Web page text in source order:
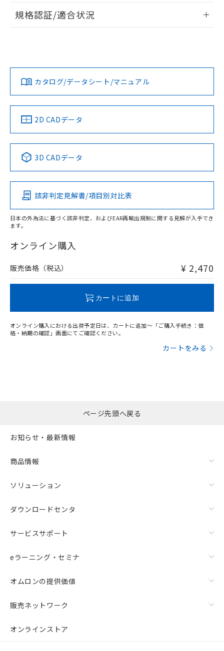
ログイン/会員登録
ダウンロードデータをご利用いただく前に、以下を必ずお読
みください。
ソフトウェアの使用条件
EU RoHS 注意事項・凡例
対応済み
中国 RoHS 注意事項・凡例
Pb Hg Cd Cr(VI)
O
在庫等で未対応品が混在する可能性があります。
問い合わせください。
規格認証/適合状況
LR型式承認
（イギリス
船舶規格）
DNV型式承認
（ノルウェー
BV型式承認
（フランス
KR型式
（韓国
No No No No
この製品の規格認証/適合状況ページへ
その他の認証はこちらのページからご検索ください
カタログ/データシート/マニュアル
2D CADデータ
3D CADデータ
該非判定見解書/項目別対比表
日本の外為法に基づく該非判定、およびEAR再輸出規制に関する見解が入手でき
ます。
オンライン購入
販売価格（税込） ¥ 2,470
カートに追加
オンライン購入における出荷予定日は、カートに追加～「ご購入手続き：価
格・納期の確認」画面にてご確認ください。
カートをみる
ページ先頭へ戻る
お知らせ・最新情報
商品情報
ソリューション
ダウンロードセンタ
サービスサポート
eラーニング・セミナ
オムロンの提供価値
販売ネットワーク
オンラインストア